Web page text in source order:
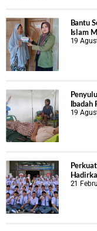
Bantu
Islam
19
Ibadah
19
21